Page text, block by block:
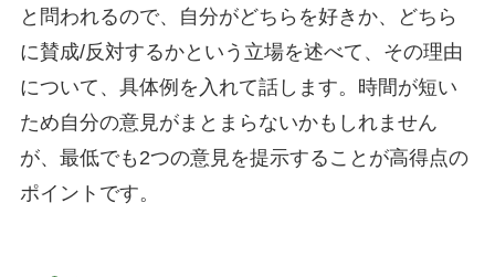
と問われるので、自分がどちらを好きか、どちら
に賛成/反対するかという立場を述べて、その理由
について、具体例を入れて話します。時間が短い
ため自分の意見がまとまらないかもしれません
が、最低でも2つの意見を提示することが高得点の
ポイントです。